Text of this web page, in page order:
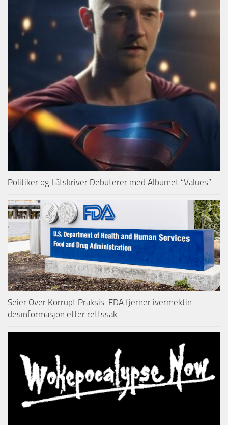
Politiker og Låtskriver Debuterer med Albumet “Values”
Seier Over Korrupt Praksis: FDA fjerner ivermektin-
desinformasjon etter rettssak